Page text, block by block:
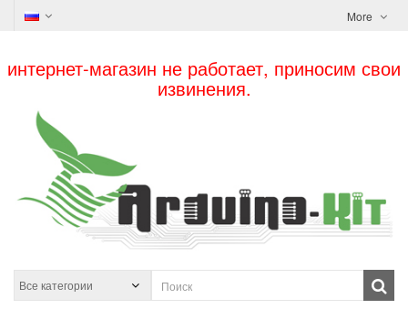
More
интернет-магазин не работает, приносим свои
извинения.